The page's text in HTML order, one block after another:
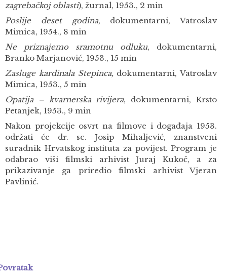
zagrebačkoj oblasti), žurnal, 1953., 2 min
Poslije deset godina, dokumentarni, Vatroslav
Mimica, 1954., 8 min
Ne priznajemo sramotnu odluku, dokumentarni,
Branko Marjanović, 1953., 15 min
Zasluge kardinala Stepinca,dokumentarni, Vatroslav
Mimica, 1953., 5 min
Opatija – kvarnerska rivijera, dokumentarni, Krsto
Petanjek, 1953., 9 min
Nakon projekcije osvrt na filmove i događaja 1953.
održati će dr. sc. Josip Mihaljević, znanstveni
suradnik Hrvatskog instituta za povijest. Program je
odabrao viši filmski arhivist Juraj Kukoč, a za
prikazivanje ga priredio filmski arhivist Vjeran
Pavlinić.